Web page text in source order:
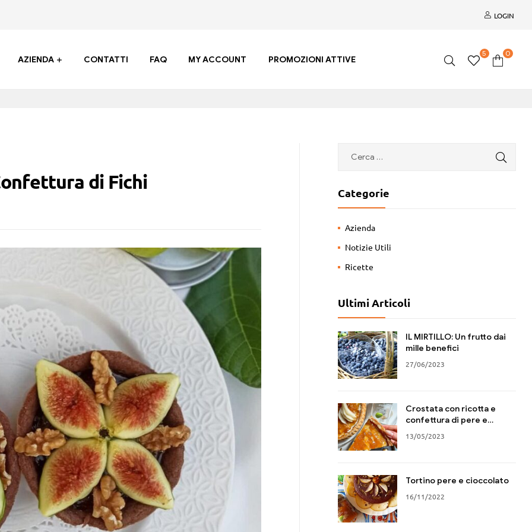
LOGIN
AZIENDA CONTATTI FAQ MY ACCOUNT PROMOZIONI ATTIVE
5 0
di Fichi Categorie
Azienda
Notizie Utili
Ricette
Ultimi Articoli
IL MIRTILLO: Un frutto dai
mille benefici
27/06/2023
Crostata con ricotta e
confettura di pere e
zenzero.
13/05/2023
Tortino pere e cioccolato
16/11/2022